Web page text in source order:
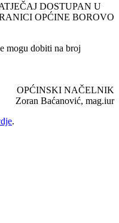
DOSTUPAN U
OPĆINE BOROVO
mogu dobiti na broj
OPĆINSKI NAČELNIK
Zoran Baćanović, mag.iur
.